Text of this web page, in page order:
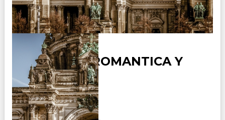
ALEMANIA ROMANTICA Y
BALCANES
Duración: